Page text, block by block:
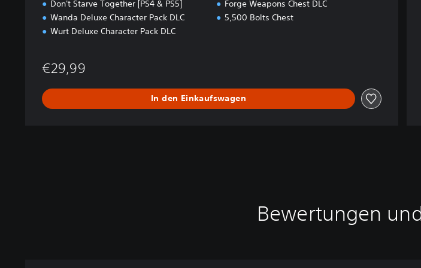
Don't Starve Together [PS4 & PS5]
Wanda Deluxe Character Pack DLC
Wurt Deluxe Character Pack DLC
Forge Weapons Chest DLC
5,500 Bolts Chest
€29,99
In den Einkaufswagen
Bewertungen